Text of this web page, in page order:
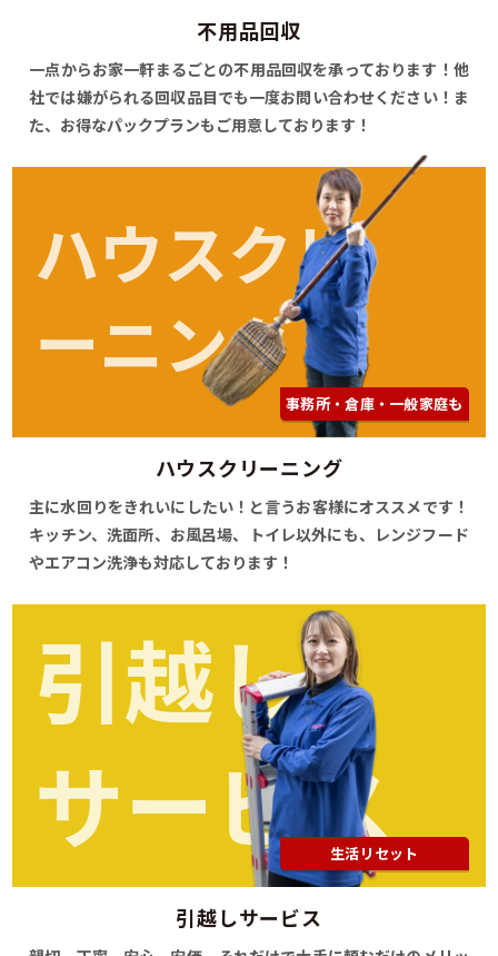
不用品回収
一点からお家一軒まるごとの不用品回収を承っております！他
社では嫌がられる回収品目でも一度お問い合わせください！ま
た、お得なパックプランもご用意しております！
ハウスクリ
ーニング
事務所・倉庫・一般家庭も
ハウスクリーニング
主に水回りをきれいにしたい！と言うお客様にオススメです！
キッチン、洗面所、お風呂場、トイレ以外にも、レンジフード
やエアコン洗浄も対応しております！
引越し
サービス
生活リセット
引越しサービス